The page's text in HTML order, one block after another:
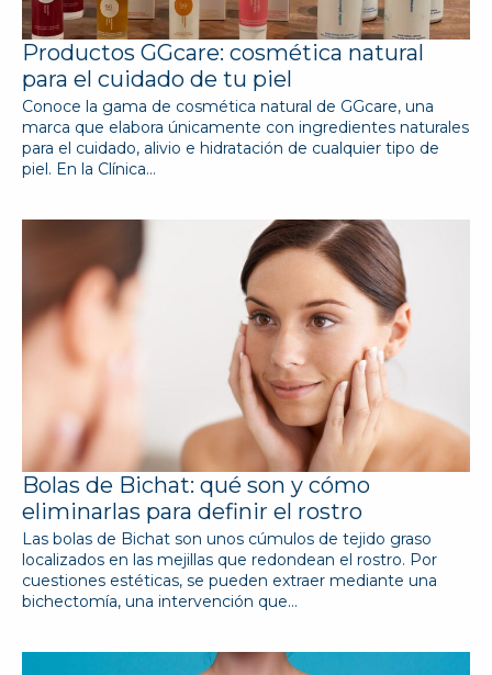
Productos GGcare: cosmética natural
para el cuidado de tu piel
Conoce la gama de cosmética natural de GGcare, una
marca que elabora únicamente con ingredientes naturales
para el cuidado, alivio e hidratación de cualquier tipo de
piel. En la Clínica…
Bolas de Bichat: qué son y cómo
eliminarlas para definir el rostro
Las bolas de Bichat son unos cúmulos de tejido graso
localizados en las mejillas que redondean el rostro. Por
cuestiones estéticas, se pueden extraer mediante una
bichectomía, una intervención que…